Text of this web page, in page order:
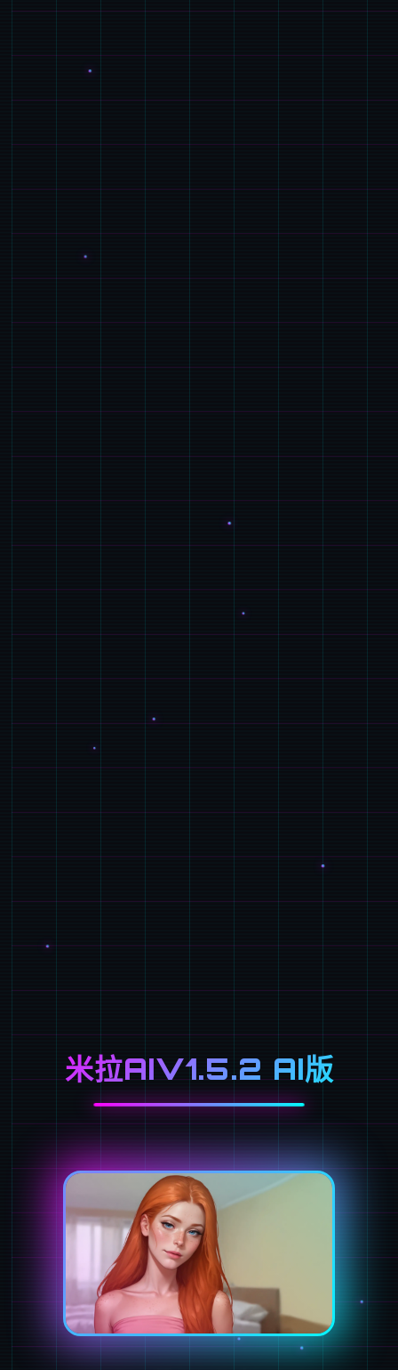
米拉AIV1.5.2 AI版